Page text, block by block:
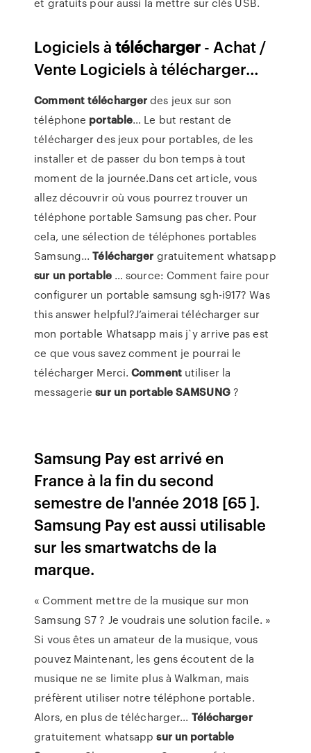
Logiciels àtélécharger - Achat /
Vente Logiciels à télécharger…
Commenttéléchargerdes jeux sur son
téléphone portable… Le but restant de
télécharger des jeux pour portables, de les
installer et de passer du bon temps à tout
moment de la journée.Dans cet article, vous
allez découvrir où vous pourrez trouver un
téléphone portable Samsung pas cher. Pour
cela, une sélection de téléphones portables
Samsung...Télécharger gratuitement whatsapp
sur un portable… source: Comment faire pour
configurer un portable samsung sgh-i917? Was
this answer helpful?J’aimerai télécharger sur
mon portable Whatsapp mais j`y arrive pas est
ce que vous savez comment je pourrai le
télécharger Merci.Commentutiliser la
messageriesur un portableSAMSUNG?
Samsung Pay est arrivé en
France à la fin du second
semestre de l'année 2018 [65 ].
Samsung Pay est aussi utilisable
sur les smartwatchs de la
marque.
« Comment mettre de la musique sur mon
Samsung S7 ? Je voudrais une solution facile. »
Si vous êtes un amateur de la musique, vous
pouvez Maintenant, les gens écoutent de la
musique ne se limite plus à Walkman, mais
préfèrent utiliser notre téléphone portable.
Alors, en plus de télécharger... Télécharger
gratuitement whatsappsur un portable